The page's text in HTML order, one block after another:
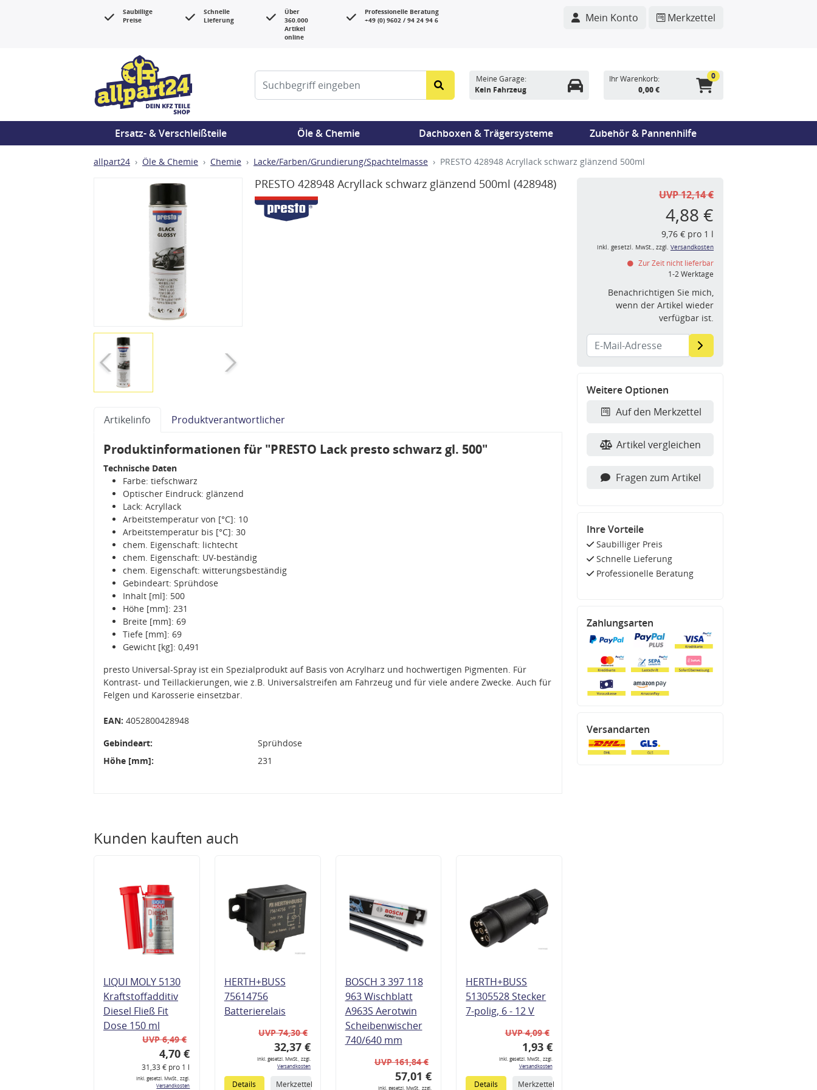
Saubillige
Preise
Schnelle
Lieferung
Über
360.000
Artikel
online
Professionelle Beratung
+49 (0) 9602 / 94 24 94 6
Mein Konto Merkzettel
Meine Garage:
Kein Fahrzeug
Ihr Warenkorb:
0,00 €
0
Ersatz- & Verschleißteile Öle & Chemie Dachboxen & Trägersysteme Zubehör & Pannenhilfe
allpart24 Öle & Chemie Chemie Lacke/Farben/Grundierung/Spachtelmasse PRESTO 428948 Acryllack schwarz glänzend 500ml
PRESTO 428948 Acryllack schwarz glänzend 500ml (428948)
Artikelinfo Produktverantwortlicher
Produktinformationen für "PRESTO Lack presto schwarz gl. 500"
Technische Daten
Farbe: tiefschwarz
Optischer Eindruck: glänzend
Lack: Acryllack
Arbeitstemperatur von [°C]: 10
Arbeitstemperatur bis [°C]: 30
chem. Eigenschaft: lichtecht
chem. Eigenschaft: UV-beständig
chem. Eigenschaft: witterungsbeständig
Gebindeart: Sprühdose
Inhalt [ml]: 500
Höhe [mm]: 231
Breite [mm]: 69
Tiefe [mm]: 69
Gewicht [kg]: 0,491
presto Universal-Spray ist ein Spezialprodukt auf Basis von Acrylharz und hochwertigen Pigmenten. Für
Kontrast- und Teillackierungen, wie z.B. Universalstreifen am Fahrzeug und für viele andere Zwecke. Auch für
Felgen und Karosserie einsetzbar.
EAN: 4052800428948
Gebindeart:
Sprühdose
Höhe [mm]:
231
Kunden kauften auch
LIQUI MOLY 5130
Kraftstoffadditiv
Diesel Fließ Fit
Dose 150 ml
UVP 6,49 €
4,70 €
31,33 € pro 1 l
inkl. gesetzl. MwSt., zzgl.
Versandkosten
HERTH+BUSS
75614756
Batterierelais
UVP 74,30 €
32,37 €
inkl. gesetzl. MwSt., zzgl.
Versandkosten
Details Merkzettel
BOSCH 3 397 118
963 Wischblatt
A963S Aerotwin
Scheibenwischer
740/640 mm
UVP 161,84 €
57,01 €
inkl. gesetzl. MwSt., zzgl.
HERTH+BUSS
51305528 Stecker
7-polig, 6 - 12 V
UVP 4,09 €
1,93 €
inkl. gesetzl. MwSt., zzgl.
Versandkosten
Details Merkzettel
UVP 12,14 €
4,88 €
9,76 € pro 1 l
inkl. gesetzl. MwSt., zzgl. Versandkosten
Zur Zeit nicht lieferbar
1-2 Werktage
Benachrichtigen Sie mich,
wenn der Artikel wieder
verfügbar ist.
Weitere Optionen
Auf den Merkzettel
Artikel vergleichen
Fragen zum Artikel
Ihre Vorteile
Saubilliger Preis
Schnelle Lieferung
Professionelle Beratung
Zahlungsarten
Versandarten